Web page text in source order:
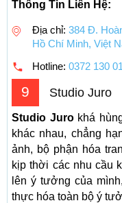
Thông Tin Liên Hệ:
Địa chỉ: 384 Đ.
Hồ Chí Minh, Việt
Hotline: 0372 130
9 Studio Juro
Studio Jurokhá
khác nhau, chẳng
ảnh, bộ phận hóa
kịp thời các nhu cầu
lên ý tưởng của
thực hóa toàn bộ ý